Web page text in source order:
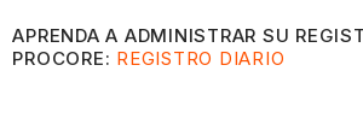
APRENDA A ADMINISTRAR SU
PROCORE: REGISTRO DIARIO